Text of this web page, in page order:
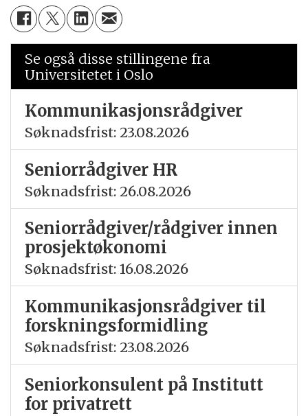
Se også disse stillingene fra
Universitetet i Oslo
Kommunikasjonsrådgiver
Søknadsfrist: 23.08.2026
Seniorrådgiver HR
Søknadsfrist: 26.08.2026
Seniorrådgiver/rådgiver innen
prosjektøkonomi
Søknadsfrist: 16.08.2026
Kommunikasjonsrådgiver til
forskningsformidling
Søknadsfrist: 23.08.2026
Seniorkonsulent på Institutt
for privatrett